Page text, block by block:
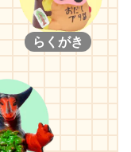
らくがき